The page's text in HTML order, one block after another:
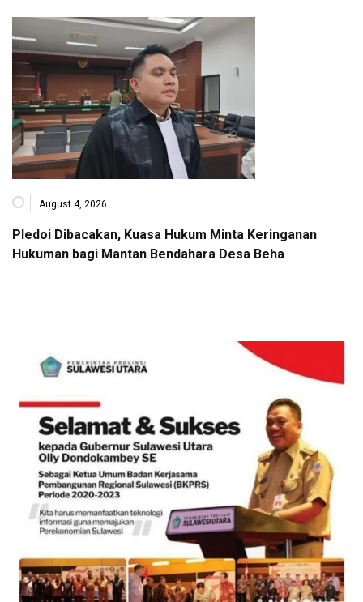
August 4, 2026
Pledoi Dibacakan, Kuasa Hukum Minta Keringanan
Hukuman bagi Mantan Bendahara Desa Beha